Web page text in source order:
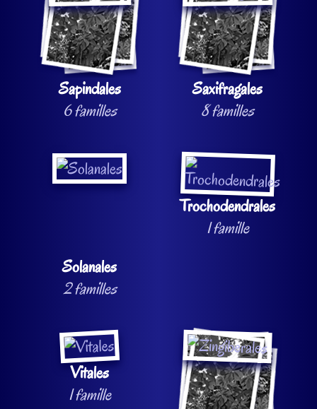
Sapindales
6 familles
Saxifragales
8 familles
Solanales
2 familles
Trochodendrales
1 famille
Vitales
1 famille